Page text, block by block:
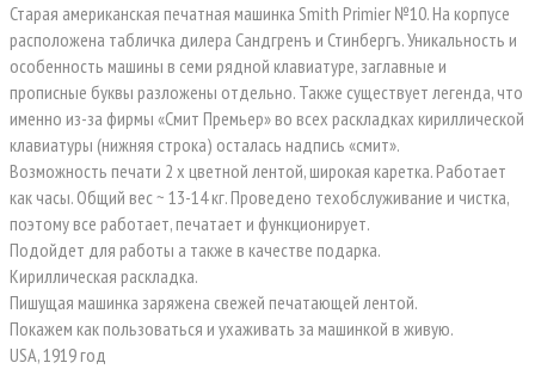
Старая американская печатная машинка Smith Primier №10. На корпусе
расположена табличка дилера Сандгренъ и Стинбергъ. Уникальность и
особенность машины в семи рядной клавиатуре, заглавные и
прописные буквы разложены отдельно. Также существует легенда, что
именно из-за фирмы «Смит Премьер» во всех раскладках кириллической
клавиатуры (нижняя строка) осталась надпись «смит».
Возможность печати 2 х цветной лентой, широкая каретка. Работает
как часы. Общий вес ~ 13-14 кг. Проведено техобслуживание и чистка,
поэтому все работает, печатает и функционирует.
Подойдет для работы а также в качестве подарка.
Кириллическая раскладка.
Пишущая машинка заряжена свежей печатающей лентой.
Покажем как пользоваться и ухаживать за машинкой в живую.
USA, 1919 год